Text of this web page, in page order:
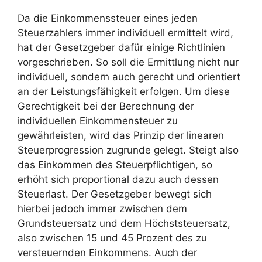
Da die Einkommenssteuer eines jeden
Steuerzahlers immer individuell ermittelt wird,
hat der Gesetzgeber dafür einige Richtlinien
vorgeschrieben. So soll die Ermittlung nicht nur
individuell, sondern auch gerecht und orientiert
an der Leistungsfähigkeit erfolgen. Um diese
Gerechtigkeit bei der Berechnung der
individuellen Einkommensteuer zu
gewährleisten, wird das Prinzip der linearen
Steuerprogression zugrunde gelegt. Steigt also
das Einkommen des Steuerpflichtigen, so
erhöht sich proportional dazu auch dessen
Steuerlast. Der Gesetzgeber bewegt sich
hierbei jedoch immer zwischen dem
Grundsteuersatz und dem Höchststeuersatz,
also zwischen 15 und 45 Prozent des zu
versteuernden Einkommens. Auch der